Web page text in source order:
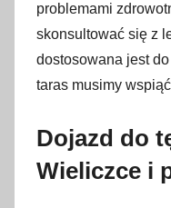
problemami
skonsultować się z
dostosowana jest
taras musimy
Dojazd do
Wieliczce i